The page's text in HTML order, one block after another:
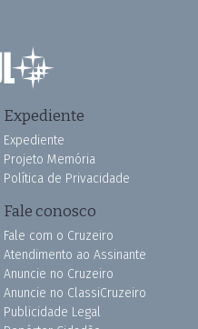
Expediente
Expediente
Projeto Memória
Política de Privacidade
Fale conosco
Fale com o Cruzeiro
Atendimento ao Assinante
Anuncie no Cruzeiro
Anuncie no ClassiCruzeiro
Publicidade Legal